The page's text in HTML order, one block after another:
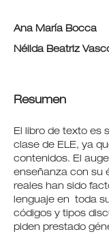
Ana María Bocca
Nélida Beatriz
Resumen
El libro de texto es
clase de ELE, ya
contenidos. El
enseñanza con su
reales han sido
lenguaje en toda
códigos y tipos
piden prestado